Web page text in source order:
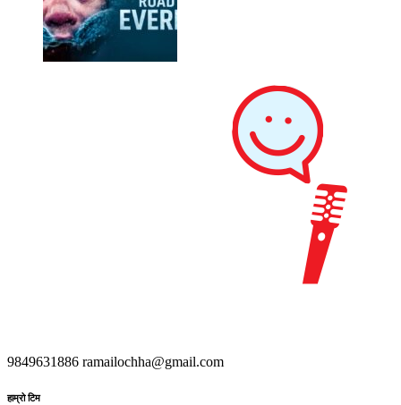
9849631886 ramailochha@gmail.com
हाम्रो टिम